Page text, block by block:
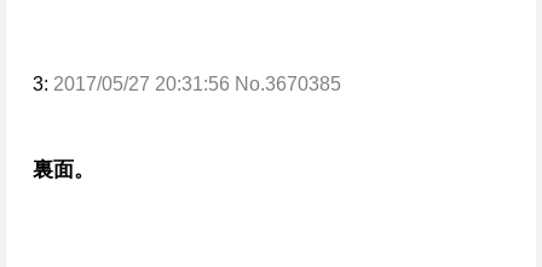
3: 2017/05/27 20:31:56 No.3670385
裏面。